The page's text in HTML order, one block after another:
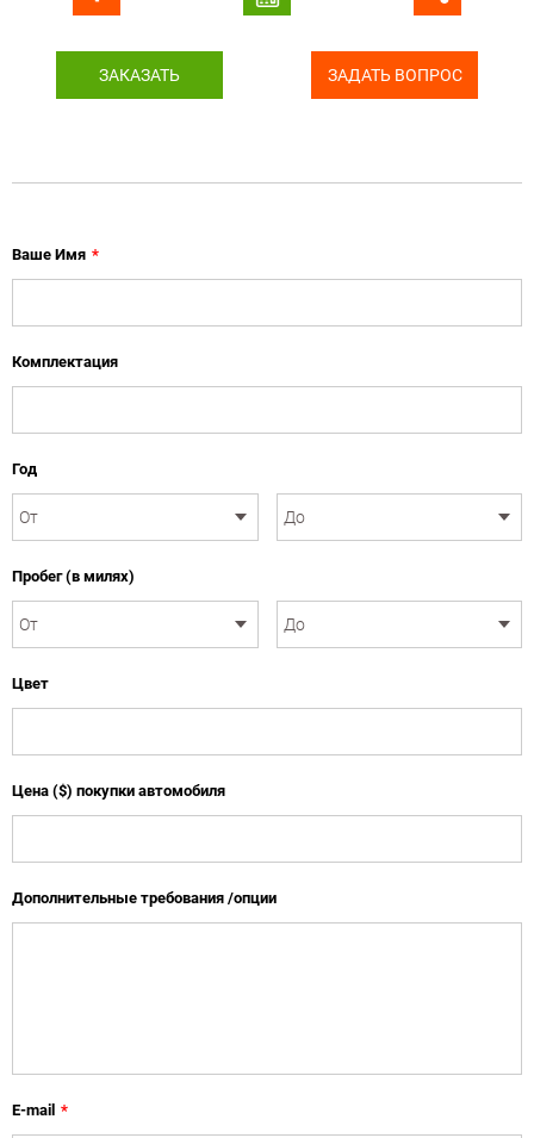
ЗАКАЗАТЬ ЗАДАТЬ ВОПРОС
Ваше Имя *
Комплектация
Год
Пробег (в милях)
Цвет
Цена ($) покупки автомобиля
Дополнительные требования /опции
E-mail *